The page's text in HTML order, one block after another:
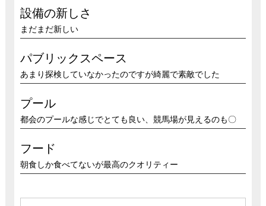
設備の新しさ
まだまだ新しい
パブリックスペース
あまり探検していなかったのですが綺麗で素敵でした
プール
都会のプールな感じでとても良い、競馬場が見えるのも〇
フード
朝食しか食べてないが最高のクオリティー